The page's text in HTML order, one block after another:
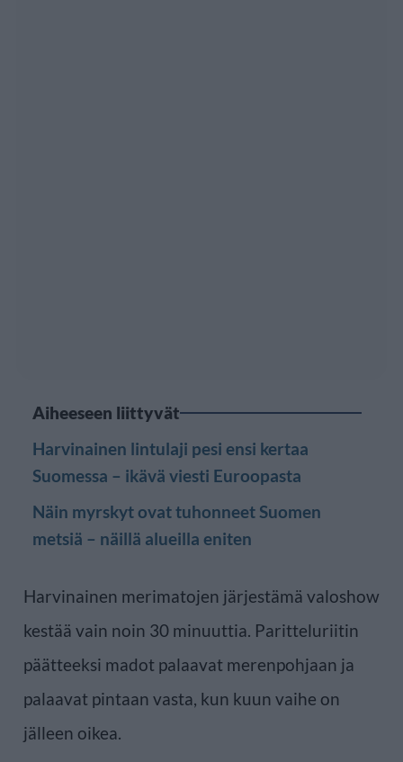
Aiheeseen liittyvät
Harvinainen lintulaji pesi ensi kertaa
Suomessa – ikävä viesti Euroopasta
Näin myrskyt ovat tuhonneet Suomen
metsiä – näillä alueilla eniten
Harvinainen merimatojen järjestämä valoshow
kestää vain noin 30 minuuttia. Paritteluriitin
päätteeksi madot palaavat merenpohjaan ja
palaavat pintaan vasta, kun kuun vaihe on
jälleen oikea.